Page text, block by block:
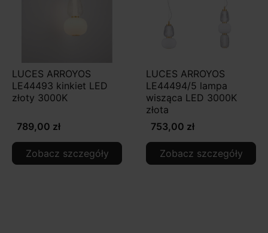
LUCES ARROYOS
LE44493 kinkiet LED
złoty 3000K
789,00 zł
Zobacz szczegóły
LUCES ARROYOS
LE44494/5 lampa
wisząca LED 3000K
złota
753,00 zł
Zobacz szczegóły